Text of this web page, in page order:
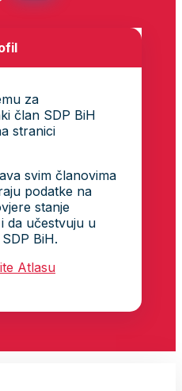
za
član SDP BiH
stranici
svim članovima
podatke na
stanje
da učestvuju u
BiH.
Atlasu